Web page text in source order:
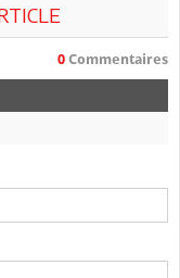
0 Commentaires